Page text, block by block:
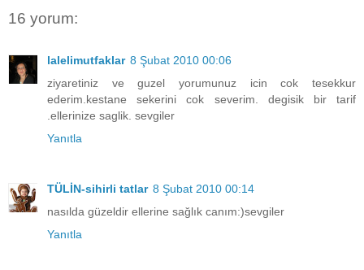
16 yorum:
lalelimutfaklar 8 Şubat 2010 00:06
ziyaretiniz ve guzel yorumunuz icin cok tesekkur
ederim.kestane sekerini cok severim. degisik bir tarif
.ellerinize saglik. sevgiler
Yanıtla
TÜLİN-sihirli tatlar 8 Şubat 2010 00:14
nasılda güzeldir ellerine sağlık canım:)sevgiler
Yanıtla